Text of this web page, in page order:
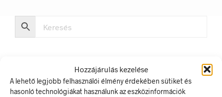
Hozzájárulás kezelése
A lehető legjobb felhasználói élmény érdekében sütiket és
hasonló technológiákat használunk az eszközinformációk
LEGUTÓBBI BEJEGYZÉSEK